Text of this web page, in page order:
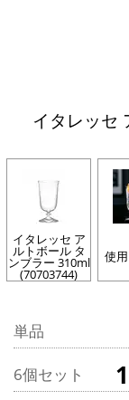
イタレッセ
イタレッセ ア
ルトボール タ
ンブラー 310ml
(70703744)
使
単品
6個セット